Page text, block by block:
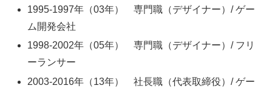
1995-1997年（03年） 専門職（デザイナー）/ ゲー
ム開発会社
1998-2002年（05年） 専門職（デザイナー）/ フリ
ーランサー
2003-2016年（13年） 社長職（代表取締役）/ ゲー